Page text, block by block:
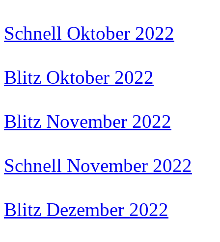
Schnell Oktober 2022
Blitz Oktober 2022
Blitz November 2022
Schnell November 2022
Blitz Dezember 2022